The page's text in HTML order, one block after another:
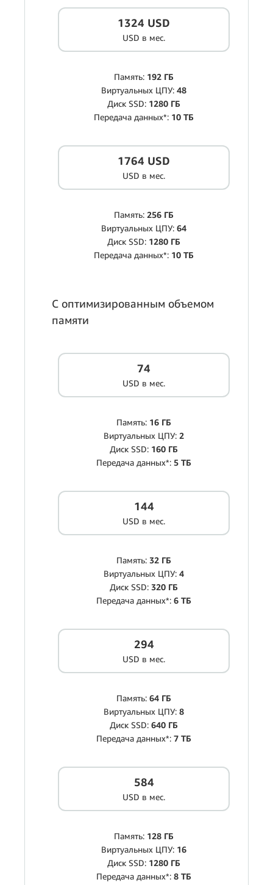
1324 USD
USD в мес.
Память: 192 ГБ
Виртуальных ЦПУ: 48
Диск SSD: 1280 ГБ
Передача данных*: 10 ТБ
1764 USD
USD в мес.
Память: 256 ГБ
Виртуальных ЦПУ: 64
Диск SSD: 1280 ГБ
Передача данных*: 10 ТБ
С оптимизированным объемом
памяти
74
USD в мес.
Память: 16 ГБ
Виртуальных ЦПУ: 2
Диск SSD: 160 ГБ
Передача данных*: 5 ТБ
144
USD в мес.
Память: 32 ГБ
Виртуальных ЦПУ: 4
Диск SSD: 320 ГБ
Передача данных*: 6 ТБ
294
USD в мес.
Память: 64 ГБ
Виртуальных ЦПУ: 8
Диск SSD: 640 ГБ
Передача данных*: 7 ТБ
584
USD в мес.
Память: 128 ГБ
Виртуальных ЦПУ: 16
Диск SSD: 1280 ГБ
Передача данных*: 8 ТБ